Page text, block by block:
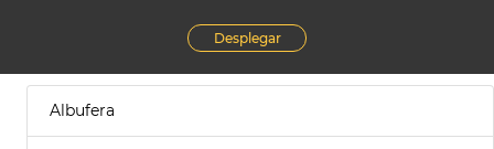
Desplegar
Albufera